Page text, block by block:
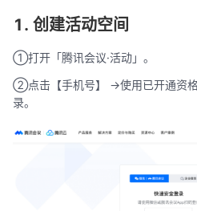
1. 创建活动空间
①打开「腾讯会议·活动」。
②点击【手机号】 ->使用已开通资
录。